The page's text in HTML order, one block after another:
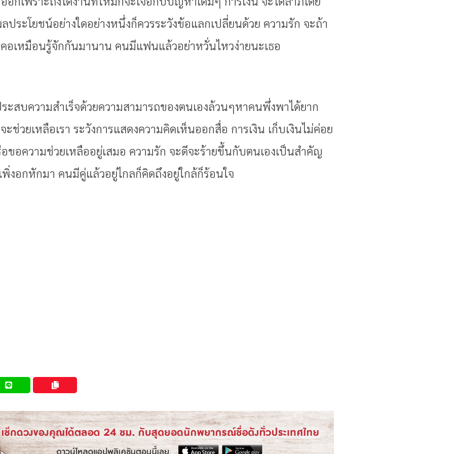
ระโยชน์อย่างใดอย่างหนึ่งก็ควรระวังข้อแลกเปลี่ยนด้วย ความรัก จะถ้า
อเหมือนรู้จักกันมานาน คนมีแฟนแล้วอย่าหวั่นไหวง่ายนะเธอ
ะสบความสำเร็จด้วยความสามารถของตนเองล้วนๆหาคนพึ่งพาได้ยาก
ช่วยเหลือเรา ระวังการแสดงความคิดเห็นออกสื่อ การเงิน เก็บเงินไม่ค่อย
ขอความช่วยเหลืออยู่เสมอ ความรัก จะดีจะร้ายขึ้นกับตนเองเป็นสำคัญ
พิ่งอกหักมา คนมีคู่แล้วอยู่ไกลก็คิดถึงอยู่ใกล้ก็ร้อนใจ